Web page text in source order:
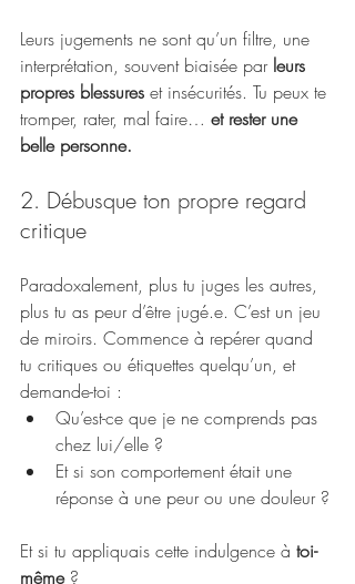
Leurs jugements ne sont qu’un filtre, une
interprétation, souvent biaisée par leurs
propres blessures et insécurités. Tu peux te
tromper, rater, mal faire… et rester une
belle personne.
2. Débusque ton propre regard
critique
Paradoxalement, plus tu juges les autres,
plus tu as peur d’être jugé.e. C’est un jeu
de miroirs. Commence à repérer quand
tu critiques ou étiquettes quelqu’un, et
demande-toi :
Qu’est-ce que je ne comprends pas
chez lui/elle ?
Et si son comportement était une
réponse à une peur ou une douleur ?
Et si tu appliquais cette indulgence à toi-
même ?